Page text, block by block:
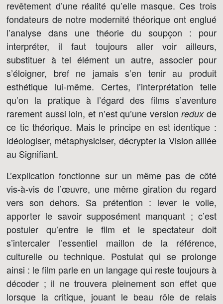
revêtement d’une réalité qu’elle masque. Ces trois
fondateurs de notre modernité théorique ont englué
l’analyse dans une théorie du soupçon : pour
interpréter, il faut toujours aller voir ailleurs,
substituer à tel élément un autre, associer pour
s’éloigner, bref ne jamais s’en tenir au produit
esthétique lui-même. Certes, l’interprétation telle
qu’on la pratique à l’égard des films s’aventure
rarement aussi loin, et n’est qu’une versionreduxde
ce tic théorique. Mais le principe en est identique :
idéologiser, métaphysiciser, décrypter la Vision alliée
au Signifiant.
L’explication fonctionne sur un même pas de côté
vis-à-vis de l’œuvre, une même giration du regard
vers son dehors. Sa prétention : lever le voile,
apporter le savoir supposément manquant ; c’est
postuler qu’entre le film et le spectateur doit
s’intercaler l’essentiel maillon de la référence,
culturelle ou technique. Postulat qui se prolonge
ainsi : le film parle en un langage qui reste toujours à
décoder ; il ne trouvera pleinement son effet que
lorsque la critique, jouant le beau rôle de relais